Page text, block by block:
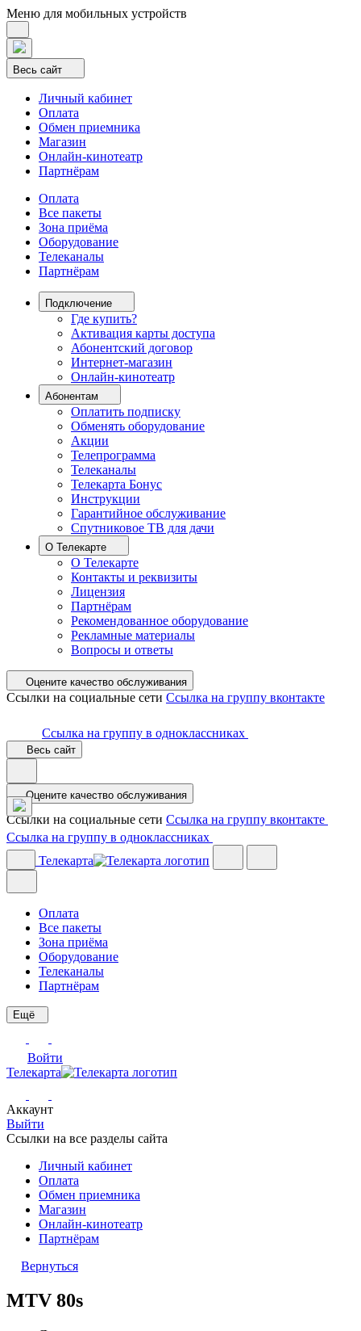
Меню для мобильных устройств
Весь сайт
Личный кабинет
Оплата
Обмен приемника
Магазин
Онлайн-кинотеатр
Партнёрам
Оплата
Все пакеты
Зона приёма
Оборудование
Телеканалы
Партнёрам
Подключение
Где купить?
Активация карты доступа
Абонентский договор
Интернет-магазин
Онлайн-кинотеатр
Абонентам
Оплатить подписку
Обменять оборудование
Акции
Телепрограмма
Телеканалы
Телекарта Бонус
Инструкции
Гарантийное обслуживание
Спутниковое ТВ для дачи
О Телекарте
О Телекарте
Контакты и реквизиты
Лицензия
Партнёрам
Рекомендованное оборудование
Рекламные материалы
Вопросы и ответы
Оцените качество обслуживания
Ссылки на социальные сети Ссылка на группу вконтакте
Ссылка на группу в одноклассниках
Весь сайт
Оцените качество обслуживания
Ссылки на социальные сети Ссылка на группу вконтакте
Ссылка на группу в одноклассниках
Телекарта
Оплата
Все пакеты
Зона приёма
Оборудование
Телеканалы
Партнёрам
Ещё
Войти
Телекарта
Аккаунт
Выйти
Ссылки на все разделы сайта
Личный кабинет
Оплата
Обмен приемника
Магазин
Онлайн-кинотеатр
Партнёрам
Вернуться
MTV 80s